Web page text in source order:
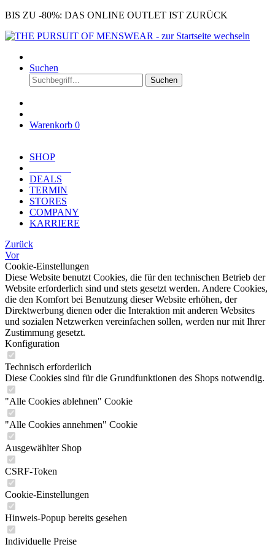
BIS ZU -80%: DAS ONLINE OUTLET IST ZURÜCK
Suchen
Suchen
Warenkorb 0
SHOP
DEALS
TERMIN
STORES
COMPANY
KARRIERE
Zurück
Vor
Cookie-Einstellungen
Diese Website benutzt Cookies, die für den technischen Betrieb der
Website erforderlich sind und stets gesetzt werden. Andere Cookies,
die den Komfort bei Benutzung dieser Website erhöhen, der
Direktwerbung dienen oder die Interaktion mit anderen Websites
und sozialen Netzwerken vereinfachen sollen, werden nur mit Ihrer
Zustimmung gesetzt.
Konfiguration
Technisch erforderlich
Diese Cookies sind für die Grundfunktionen des Shops notwendig.
"Alle Cookies ablehnen" Cookie
"Alle Cookies annehmen" Cookie
Ausgewählter Shop
CSRF-Token
Cookie-Einstellungen
Hinweis-Popup bereits gesehen
Individuelle Preise